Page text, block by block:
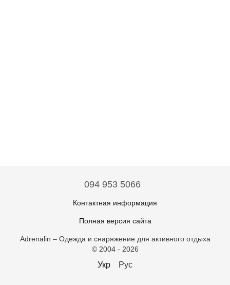
094 953 5066
Контактная информация
Полная версия сайта
Adrenalin – Одежда и снаряжение для активного отдыха
© 2004 - 2026
Укр Рус